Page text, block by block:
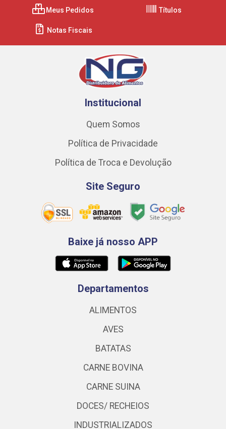
Meus Pedidos Títulos
Notas Fiscais
Institucional
Quem Somos
Política de Privacidade
Política de Troca e Devolução
Site Seguro
Baixe já nosso APP
Departamentos
ALIMENTOS
AVES
BATATAS
CARNE BOVINA
CARNE SUINA
DOCES/ RECHEIOS
INDUSTRIALIZADOS